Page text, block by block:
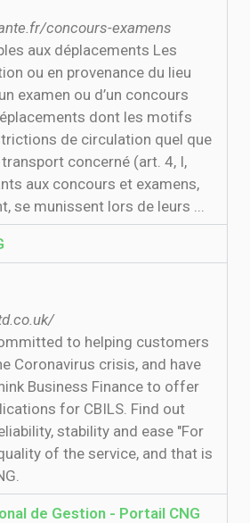
concours-examens
aux déplacements Les
ou en provenance du lieu
examen ou d’un concours
dont les motifs
de circulation quel que
concerné (art. 4, I,
aux concours et examens,
se munissent lors de leurs ...
to helping customers
Coronavirus crisis, and have
Business Finance to offer
for CBILS. Find out
stability and ease "For
of the service, and that is
de Gestion - Portail CNG